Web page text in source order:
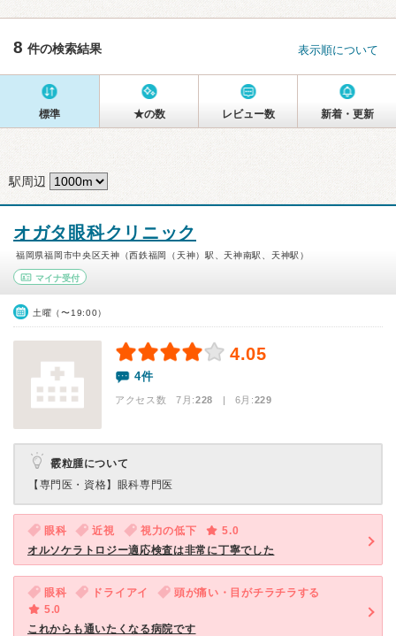
8 件の検索結果 表示順について
標準 ★の数 レビュー数 新着・更新
駅周辺
オガタ眼科クリニック
福岡県福岡市中央区天神（西鉄福岡（天神）駅、天神南駅、天神駅）
マイナ受付
土曜（〜19:00）
4.05
4件
アクセス数 7月:228 | 6月:229
霰粒腫について
【専門医・資格】 眼科専門医
眼科 近視 視力の低下
5.0
オルソケラトロジー適応検査は非常に丁寧でした
眼科 ドライアイ
頭が痛い・目がチラチラする
5.0
これからも通いたくなる病院です